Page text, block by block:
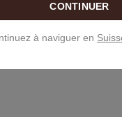
CONTINUER
à naviguer en